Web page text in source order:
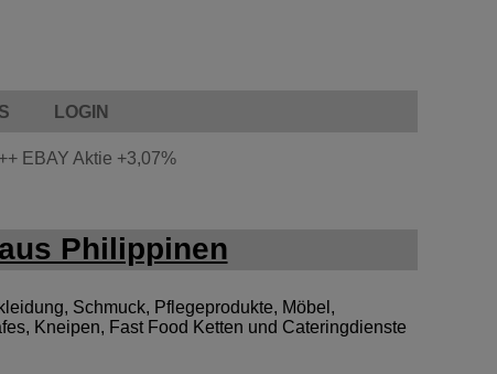
LOGIN
EBAY Aktie +3,07%
Philippinen
Schmuck, Pflegeprodukte, Möbel,
Kneipen, Fast Food Ketten und Cateringdienste